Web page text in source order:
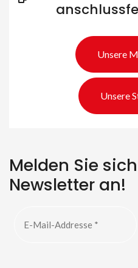
Unsere
Unsere
Melden Sie
Newsletter an!
Suche